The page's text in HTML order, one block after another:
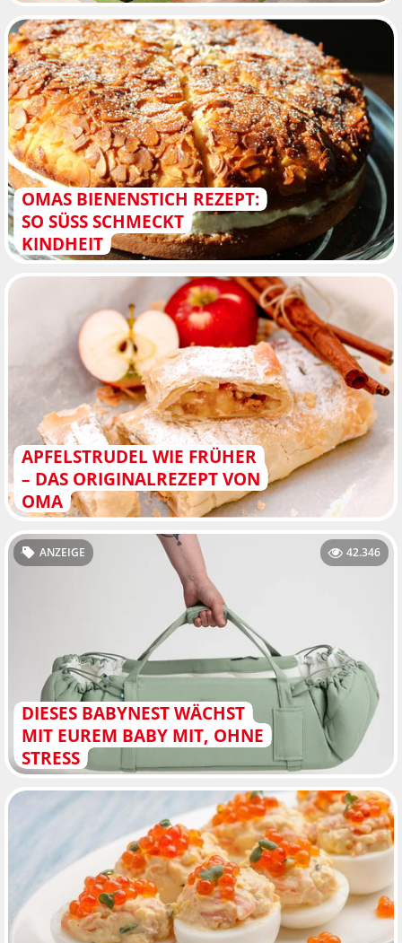
OMAS BIENENSTICH REZEPT:
SO SÜSS SCHMECKT K
INDHEIT
APFELSTRUDEL WIE FRÜHER
– DAS ORIGINALREZEPT VON
OMA
DIESES BABYNEST WÄCHST
MIT EUREM BABY MIT, OHNE
STRESS
ANZEIGE 42.346